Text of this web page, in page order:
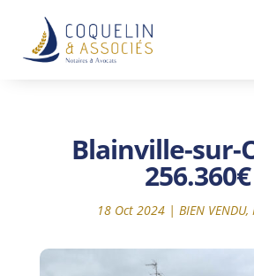
Blainville-sur-
256.360€
18 Oct 2024 |BIEN VENDU,